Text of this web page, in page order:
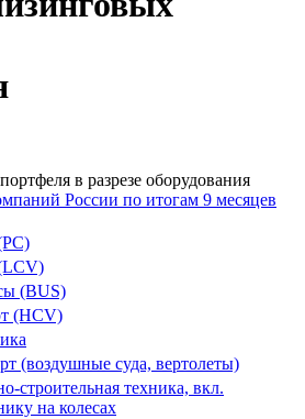
в разрезе оборудования
России по итогам 9 месяцев
(BUS)
(HCV)
(воздушные суда, вертолеты)
строительная техника, вкл.
на колесах